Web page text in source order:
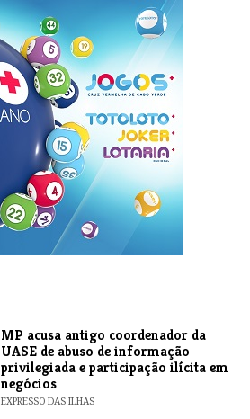
MP acusa antigo coordenador da
UASE de abuso de informação
privilegiada e participação ilícita em
negócios
EXPRESSO DAS ILHAS